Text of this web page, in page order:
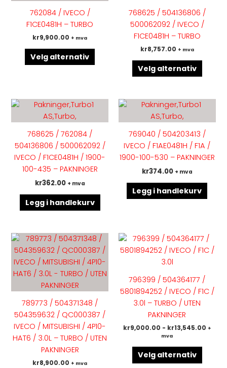
762084 / IVECO /
F1CE0481H – TURBO
kr9,900.00 + mva
Velg alternativ
Alternativene
velges
768625 / 504136806 /
500062092 / IVECO /
F1CE0481H – TURBO
kr8,757.00 + mva
Velg alternativ
har
flere
på
768625 / 762084 /
504136806 / 500062092 /
IVECO / F1CE0481H / 1900-
100-435 – PAKNINGER
kr362.00 + mva
Legg i handlekurv
769040 / 504203413 /
IVECO / F1AE0481H / F1A /
1900-100-530 – PAKNINGER
kr374.00 + mva
Legg i handlekurv
789773 / 504371348 /
504359632 / QC000387 /
IVECO / MITSUBISHI / 4P10-
HAT6 / 3.0L – TURBO / UTEN
PAKNINGER
kr8,900.00 + mva
Dette
produktet
har
flere
Alternativene
kan
velges
på
produktsiden
796399 / 504364177 /
5801894252 / IVECO / F1C /
3.0l – TURBO / UTEN
PAKNINGER
kr9,000.00 - kr13,545.00 +
mva
Velg alternativ
Dette
flere
på